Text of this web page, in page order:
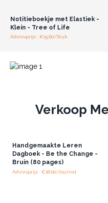
Notitieboekje met Elastiek -
Klein - Tree of Life
Adviesprijs : €15.60/Stuk
Verkoop
Handgemaakte Leren
Dagboek - Be the Change -
Bruin (80 pages)
Adviesprijs : €18.00/Journal